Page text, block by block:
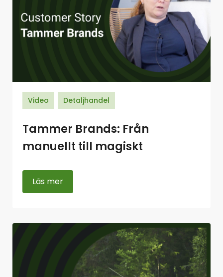
Video Detaljhandel
Tammer Brands: Från
manuellt till magiskt
Läs mer